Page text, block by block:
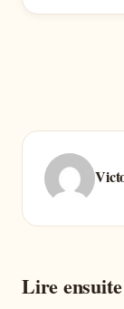
Lire ensuite